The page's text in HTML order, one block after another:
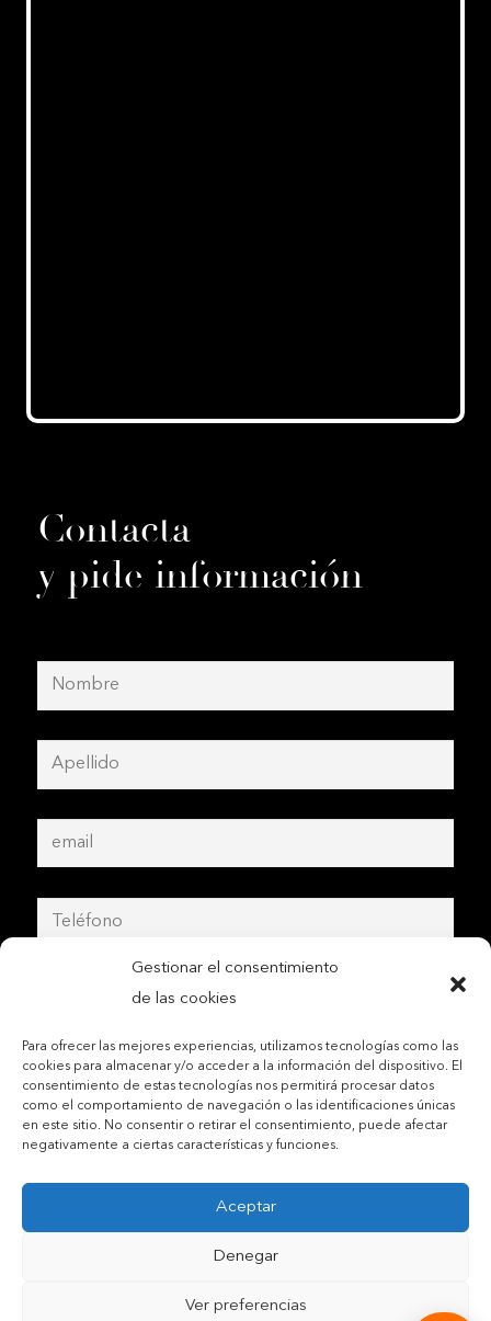
Gestionar el consentimiento
de las cookies
Para ofrecer las mejores experiencias, utilizamos tecnologías como las
cookies para almacenar y/o acceder a la información del dispositivo. El
consentimiento de estas tecnologías nos permitirá procesar datos
como el comportamiento de navegación o las identificaciones únicas
en este sitio. No consentir o retirar el consentimiento, puede afectar
negativamente a ciertas características y funciones.
Aceptar
Denegar
Ver preferencias
Contacta
y pide información